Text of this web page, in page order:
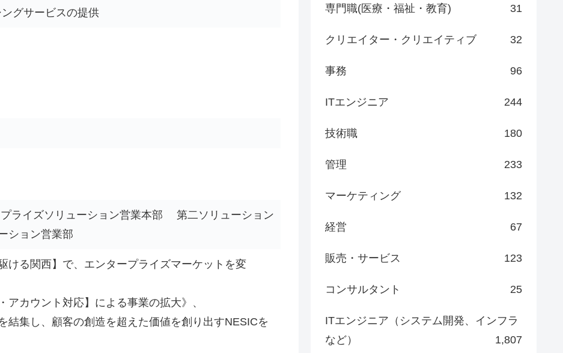
グサービスの提供
ライズソリューション営業本部 第二ソリューション
ョン営業部
ける関西】で、エンタープライズマーケットを変
アカウント対応】による事業の拡大》、
結集し、顧客の創造を超えた価値を創り出すNESICを
専門職(医療・福祉・教育) 31
クリエイター・クリエイティブ 32
事務 96
ITエンジニア 244
技術職 180
管理 233
マーケティング 132
経営 67
販売・サービス 123
コンサルタント 25
ITエンジニア（システム開発、インフラ
など）
1,807